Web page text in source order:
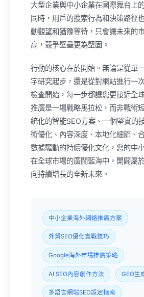
大型企業與中小企業在國際舞台上
同時，用戶的搜索行為和決策路徑
動觀望和猶豫等待，只會讓未來的
高，競爭壁壘更為堅固。
行動的核心在於開始。無論是從單
字研究起步，還是從對網站進行一
檢查開始，每一步都讓您更接近全
推廣是一場戰略馬拉松，而非戰術
統化的智能SEO方案、一個堅實的
術優化、內容深度、本地化細節、
數據驅動的持續優化文化，您的中
在全球市場的廣闊藍海中，開闢屬
向持續增長的全新未來。
中小企業海外網絡推廣方案
外貿SEO優化實戰技巧
Google海外市場推廣策略
AI SEO內容創作方法 GEO生
多語言網站SEO設定指南